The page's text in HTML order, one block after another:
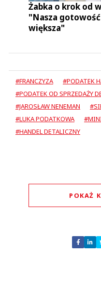
Żabka o krok od
"Nasza
większa"
#FRANCZYZA
#PODATEK
#PODATEK OD SPRZEDAŻY
#JAROSŁAW NENEMAN
#LUKA PODATKOWA
#HANDEL DETALICZNY
POKAŻ
Nie
Zostaw